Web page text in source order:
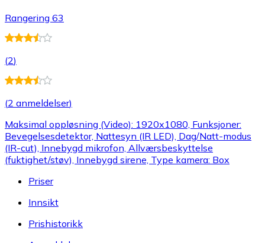
Rangering 63
(2)
(2 anmeldelser)
Maksimal oppløsning (Video): 1920x1080, Funksjoner:
Bevegelsesdetektor, Nattesyn (IR LED), Dag/Natt-modus
(IR-cut), Innebygd mikrofon, Allværsbeskyttelse
(fuktighet/støv), Innebygd sirene, Type kamera: Box
Priser
Innsikt
Prishistorikk